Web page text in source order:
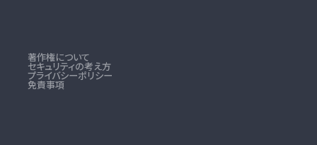
著作権について
セキュリティの考え方
プライバシーポリシー
免責事項